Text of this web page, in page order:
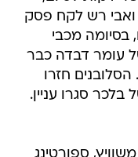
על 20:23 למכבי ואבי רש לקח פסק
בסיומה מכבי
עומר דבדה כבר
הסלובנים חזרו
בלכר סגרו עניין.